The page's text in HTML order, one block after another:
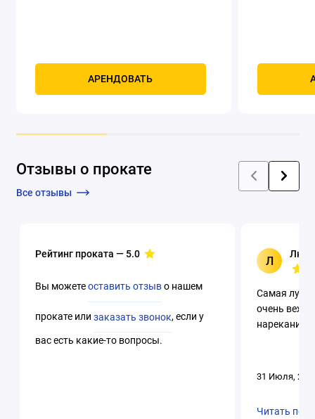
АРЕНДОВАТЬ
Отзывы о прокате
Все отзывы
Рейтинг проката — 5.0
Вы можетеоставить отзыво нашем
прокате илизаказать звонок, если у
вас есть какие-то вопросы.
Л
Самая
очень
нареканий.
31 Июля,
Читать